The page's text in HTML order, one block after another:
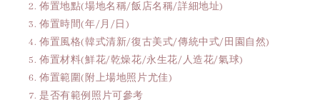
佈置地點(場地名稱/飯店名稱/詳細地址)
佈置時間(年/月/日)
佈置風格(韓式清新/復古美式/傳統中式/田園自然)
佈置材料(鮮花/乾燥花/永生花/人造花/氣球)
佈置範圍(附上場地照片尤佳)
是否有範例照片可參考